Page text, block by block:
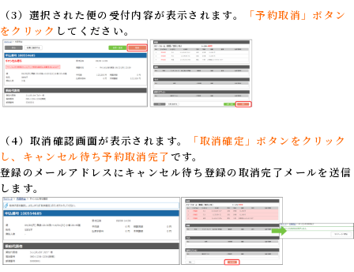
（3）選択された便の受付内容が表示されます。
「予約取消」ボタン
をクリック してください。
（4）取消確認画面が表示されます。
「取消確定」ボタンをクリック
し、キャンセル待ち予約取消完了です。
登録のメールアドレスにキャンセル待ち登録の取消完了メールを送信
します。